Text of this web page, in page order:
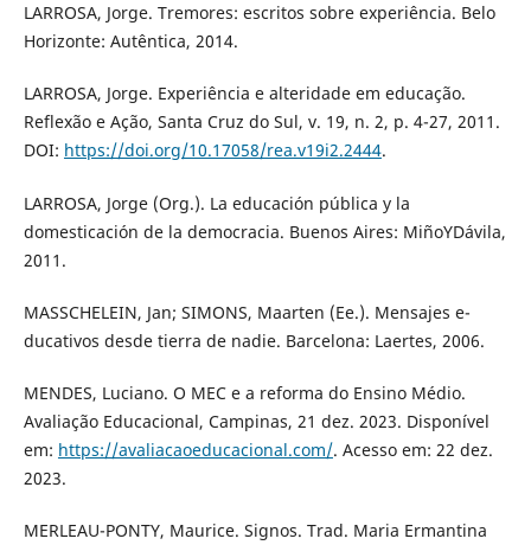
LARROSA, Jorge. Tremores: escritos sobre experiência. Belo
Horizonte: Autêntica, 2014.
LARROSA, Jorge. Experiência e alteridade em educação.
Reflexão e Ação, Santa Cruz do Sul, v. 19, n. 2, p. 4-27, 2011.
DOI: https://doi.org/10.17058/rea.v19i2.2444.
LARROSA, Jorge (Org.). La educación pública y la
domesticación de la democracia. Buenos Aires: MiñoYDávila,
2011.
MASSCHELEIN, Jan; SIMONS, Maarten (Ee.). Mensajes e-
ducativos desde tierra de nadie. Barcelona: Laertes, 2006.
MENDES, Luciano. O MEC e a reforma do Ensino Médio.
Avaliação Educacional, Campinas, 21 dez. 2023. Disponível
em: https://avaliacaoeducacional.com/. Acesso em: 22 dez.
2023.
MERLEAU-PONTY, Maurice. Signos. Trad. Maria Ermantina